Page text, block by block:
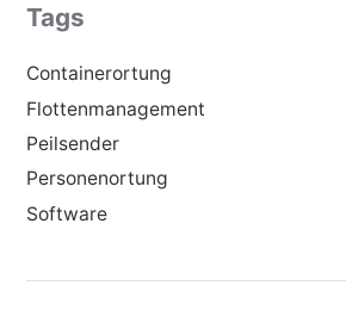
Tags
Containerortung
Flottenmanagement
Peilsender
Personenortung
Software